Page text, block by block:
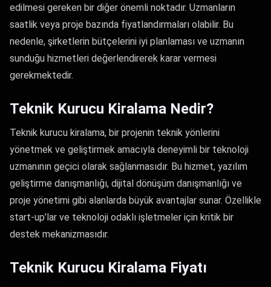
edilmesi gereken bir diğer önemli noktadır. Uzmanların
saatlik veya proje bazında fiyatlandırmaları olabilir. Bu
nedenle, şirketlerin bütçelerini iyi planlaması ve uzmanın
sunduğu hizmetleri değerlendirerek karar vermesi
gerekmektedir.
Teknik Kurucu Kiralama Nedir?
Teknik kurucu kiralama, bir projenin teknik yönlerini
yönetmek ve geliştirmek amacıyla deneyimli bir teknoloji
uzmanının geçici olarak sağlanmasıdır. Bu hizmet, yazılım
geliştirme danışmanlığı, dijital dönüşüm danışmanlığı ve
proje yönetimi gibi alanlarda büyük avantajlar sunar. Özellikle
start-up’lar ve teknoloji odaklı işletmeler için kritik bir
destek mekanizmasıdır.
Teknik Kurucu Kiralama Fiyatı